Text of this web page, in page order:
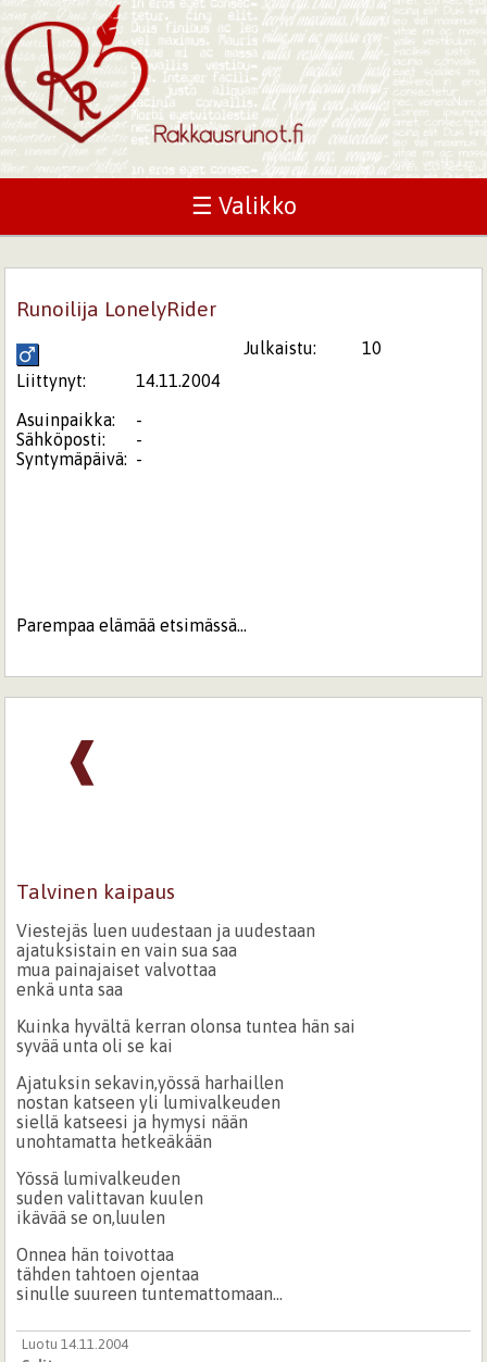
☰ Valikko
Runoilija LonelyRider
Julkaistu:
10
Liittynyt:
14.11.2004
Asuinpaikka:
-
Sähköposti:
-
Syntymäpäivä: -
Parempaa elämää etsimässä...
❰
Talvinen kaipaus
Viestejäs luen uudestaan ja uudestaan
ajatuksistain en vain sua saa
mua painajaiset valvottaa
enkä unta saa
Kuinka hyvältä kerran olonsa tuntea hän sai
syvää unta oli se kai
Ajatuksin sekavin,yössä harhaillen
nostan katseen yli lumivalkeuden
siellä katseesi ja hymysi nään
unohtamatta hetkeäkään
Yössä lumivalkeuden
suden valittavan kuulen
ikävää se on,luulen
Onnea hän toivottaa
tähden tahtoen ojentaa
sinulle suureen tuntemattomaan...
Luotu 14.11.2004